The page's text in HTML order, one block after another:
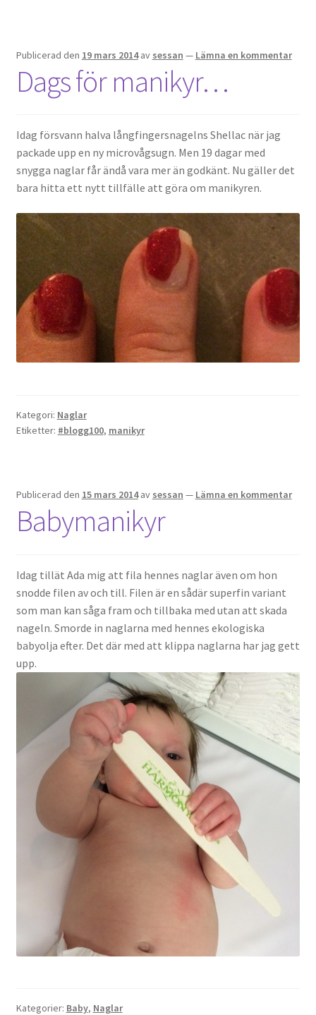
Publicerad den 19 mars 2014 av sessan — Lämna en kommentar
Dags för manikyr…
Idag försvann halva långfingersnagelns Shellac när jag
packade upp en ny microvågsugn. Men 19 dagar med
snygga naglar får ändå vara mer än godkänt. Nu gäller det
bara hitta ett nytt tillfälle att göra om manikyren.
Kategori: Naglar
Etiketter: #blogg100, manikyr
Publicerad den 15 mars 2014 av sessan — Lämna en kommentar
Babymanikyr
Idag tillät Ada mig att fila hennes naglar även om hon
snodde filen av och till. Filen är en sådär superfin variant
som man kan såga fram och tillbaka med utan att skada
nageln. Smorde in naglarna med hennes ekologiska
babyolja efter. Det där med att klippa naglarna har jag gett
upp.
Kategorier: Baby, Naglar